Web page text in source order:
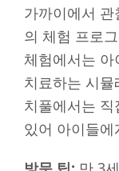
가까이에서
의 체험 프로
체험에서는
치료하는 시
치풀에서는
있어 아이들